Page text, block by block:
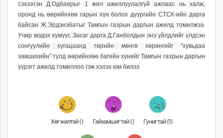
isee.mn
mglradio.com
fact.mn
itoim.mn
tumen.mn
shuum.mn
сэхээтэн Д.Одбаярыг 1 жил ажиллуулалгүй ажлаас нь халж,
оронд нь өөрийнхөө гарын хүн болох дүүргийн СТСХ-ийн дарга
байсан Ж.Эрдэнэбатыг Тамгын газрын даргын ажилд томилжээ.
Учир мэдэх хүмүүс Засаг дарга Д.Ганболдын энэ үйлдлийг үлдсэн
сонгуулийн хугацаанд төрийн мөнгө хөрөнгийг “хувьдаа
завшихийн” тулд өөрийнхөө багийн хүнийг Тамгын газрын даргын
үүрэгт ажилд томиллоо гэж хэлэх юм билээ
Хөгжилтэй () Гайхамшигтай () Гунигтай (1)